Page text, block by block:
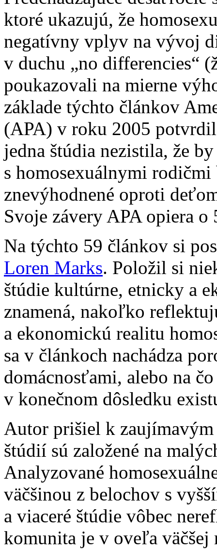
ktoré ukazujú, že
negatívny vplyv na vývoj
v duchu „no differencies“
poukazovali na mierne
základe týchto článkov
(APA) v roku 2005
jedna štúdia nezistila, že
s homosexuálnymi
znevýhodnené oproti
Svoje závery APA opiera o
Na týchto 59 článkov si
Loren Marks. Položil si
štúdie kultúrne, etnicky a
znamená, nakoľko
a ekonomickú realitu
sa v článkoch nachádza
domácnosťami, alebo na
v konečnom dôsledku
Autor prišiel k
štúdií sú založené na
Analyzované
väčšinou z belochov s
a viaceré štúdie vôbec
komunita je v oveľa väčšej